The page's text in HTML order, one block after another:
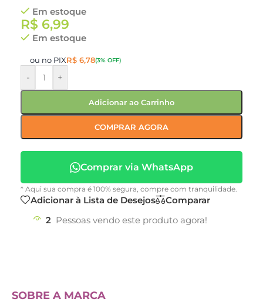
Em estoque
R$ 6,99
Em estoque
ou no PIXR$ 6,78(3% OFF)
- +
Adicionar ao Carrinho
COMPRAR AGORA
Comprar via WhatsApp
* Aqui sua compra é 100% segura, compre com tranquilidade.
Adicionar à Lista de Desejos
Comparar
2 Pessoas vendo este produto agora!
SOBRE A MARCA